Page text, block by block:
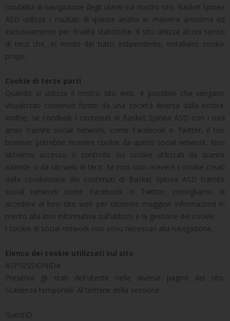
modalità di navigazione degli utenti sul nostro sito. Basket Spinea
ASD utilizza i risultati di queste analisi in maniera anonima ed
esclusivamente per finalità statistiche. Il sito utilizza alcuni servizi
di terzi che, in modo del tutto indipendente, installano cookie
propri.
Cookie di terze parti
Quando si utilizza il nostro sito web, è possibile che vengano
visualizzati contenuti forniti da una società diversa dalla nostra.
Inoltre, se condividi i contenuti di Basket Spinea ASD con i tuoi
amici tramite social network, come Facebook o Twitter, il tuo
browser potrebbe ricevere cookie da questi social network. Non
abbiamo accesso o controllo sui cookie utilizzati da queste
aziende o da siti web di terzi. Se non vuoi ricevere i cookie creati
dalla condivisione dei contenuti di Basket Spinea ASD tramite
social network come Facebook o Twitter, consigliamo di
accedere al loro sito web per ottenere maggiori informazioni in
merito alla loro informativa sull'utilizzo e la gestione dei cookie.
I cookie di social network non sono necessari alla navigazione.
Elenco dei cookie utilizzati sul sito
ASPSESSIONID#
Preserva gli stati dell'utente nelle diverse pagine del sito.
Scadenza temporale: Al termine della sessione
GuestID